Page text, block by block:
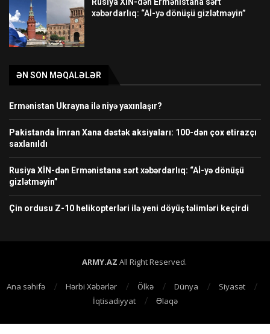
xəbərdarlıq: “Aİ-yə dönüşü gizlətməyin”
ƏN SON MƏQALƏLƏR
Ermənistan Ukrayna ilə niyə yaxınlaşır?
Pakistanda İmran Xana dəstək aksiyaları: 100-dən çox etirazçı
saxlanıldı
Rusiya XİN-dən Ermənistana sərt xəbərdarlıq: “Aİ-yə dönüşü
gizlətməyin”
Çin ordusu Z-10 helikopterləri ilə yeni döyüş təlimləri keçirdi
ARMY.AZ All Right Reserved.
Ana səhifə Hərbi Xəbərlər Ölkə Dünya
Siyasət
İqtisadiyyat
Əlaqə